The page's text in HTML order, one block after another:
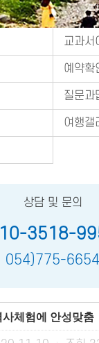
출
교과서
예약확
질문과
여행갤
상담 및 문의
3518-
054)775-6654
사체험에 안성맞춤